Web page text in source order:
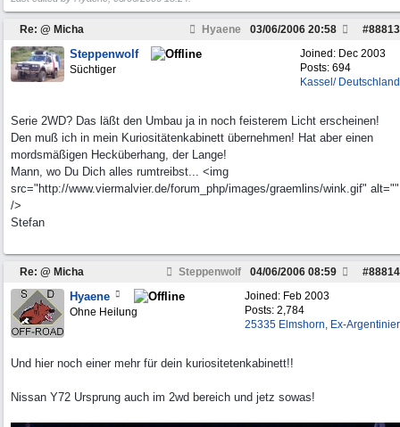
Re: @ Micha Hyaene #88813
03/06/2006 20:58
Joined: Dec 2003
Posts: 694
Kassel/ Deutschland
Steppenwolf
Süchtiger
Serie 2WD? Das läßt den Umbau ja in noch feisterem Licht erscheinen!
Den muß ich in mein Kuriositätenkabinett übernehmen! Hat aber einen
mordsmäßigen Hecküberhang, der Lange!
Mann, wo Du Dich alles rumtreibst... <img
src="http://www.viermalvier.de/forum_php/images/graemlins/wink.gif" alt=""
/>
Stefan
Re: @ Micha Steppenwolf #88814
04/06/2006 08:59
Joined: Feb 2003
Posts: 2,784
25335 Elmshorn, Ex-Argentinier
Hyaene
Ohne Heilung
Und hier noch einer mehr für dein kuriositetenkabinett!!
Nissan Y72 Ursprung auch im 2wd bereich und jetz sowas!